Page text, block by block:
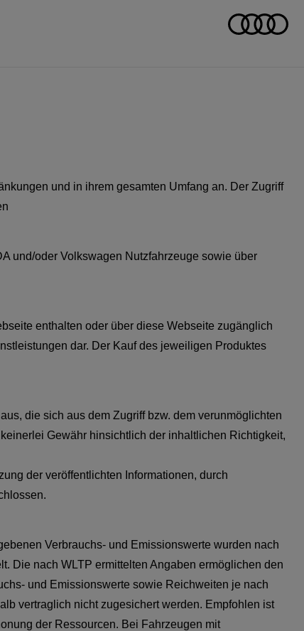
und in ihrem gesamten Umfang an. Der Zugriff
und/oder Volkswagen Nutzfahrzeuge sowie über
enthalten oder über diese Webseite zugänglich
dar. Der Kauf des jeweiligen Produktes
die sich aus dem Zugriff bzw. dem verunmöglichten
Gewähr hinsichtlich der inhaltlichen Richtigkeit,
der veröffentlichten Informationen, durch
Verbrauchs- und Emissionswerte wurden nach
Die nach WLTP ermittelten Angaben ermöglichen den
und Emissionswerte sowie Reichweiten je nach
vertraglich nicht zugesichert werden. Empfohlen ist
der Ressourcen. Bei Fahrzeugen mit